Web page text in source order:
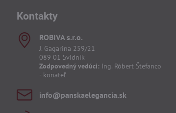
Kontakty
ROBIVA s​.r​.o​.
J. Gagarina 259/21
089 01 Svidník
Zodpovedný vedúci: Ing. Róbert Štefanco
- konateľ
info​@panskaelegancia​.sk